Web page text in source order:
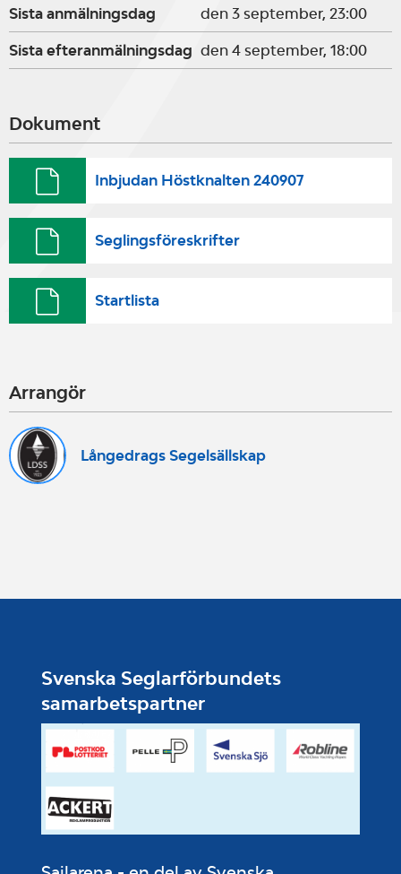
Sista anmälningsdag den 3 september, 23:00
Sista efteranmälningsdag den 4 september, 18:00
Dokument
Inbjudan Höstknalten 240907
Seglingsföreskrifter
Startlista
Arrangör
Långedrags Segelsällskap
Svenska Seglarförbundets
samarbetspartner